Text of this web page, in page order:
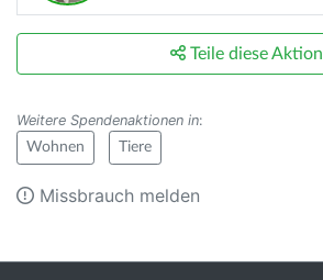
Teile diese Aktion
Weitere Spendenaktionen in:
Wohnen Tiere
Missbrauch melden